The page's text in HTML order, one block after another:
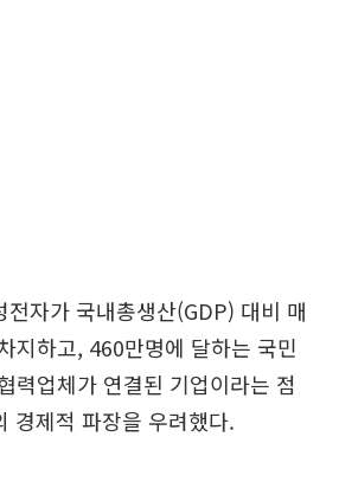
전자가 국내총생산(GDP) 대비 매
지하고, 460만명에 달하는 국민
력업체가 연결된 기업이라는 점
경제적 파장을 우려했다.